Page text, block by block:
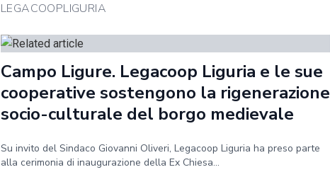
LEGACOOPLIGURIA
Campo Ligure. Legacoop Liguria e le sue
cooperative sostengono la rigenerazione
socio-culturale del borgo medievale
Su invito del Sindaco Giovanni Oliveri, Legacoop Liguria ha preso parte
alla cerimonia di inaugurazione della Ex Chiesa...